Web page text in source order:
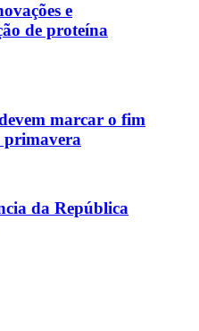
e
de proteína
marcar o fim
primavera
da República